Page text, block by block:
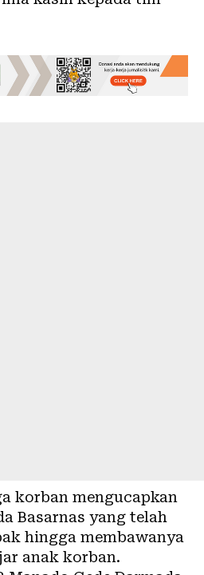
korban mengucapkan
Basarnas yang telah
hingga membawanya
anak korban.